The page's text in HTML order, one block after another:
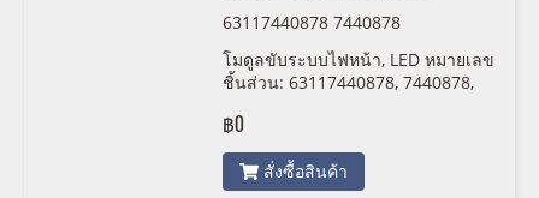
63117440878 7440878
โมดูลขับระบบไฟหน้า, LED หมายเลข
ชิ้นส่วน: 63117440878, 7440878,
฿0
สั่งซื้อสินค้า